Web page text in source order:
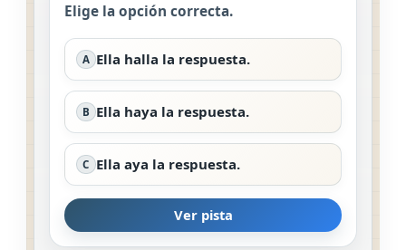
Elige la opción correcta.
A Ella halla la respuesta.
B Ella haya la respuesta.
C Ella aya la respuesta.
Ver pista